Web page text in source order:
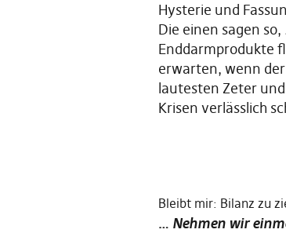
Hysterie und
Die einen sagen
Enddarmprodukte
erwarten, wenn der
lautesten Zeter
Krisen verlässlich
Bleibt mir: Bilanz zu
… Nehmen wir